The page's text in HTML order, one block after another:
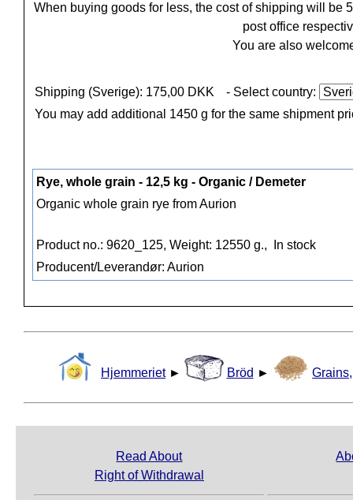
When buying goods for less, the cost of shipping will be
post office
You are also
Shipping (Sverige): 175,00 DKK
- Select country:
You may add additional 1450 g for the same shipment
Rye, whole grain - 12,5 kg - Organic / Demeter
Organic whole grain rye from Aurion
Product no.: 9620_125, Weight: 12550 g.,
In stock
Producent/Leverandør: Aurion
Hjemmeriet ► Bröd ►
Read About
Right of Withdrawal